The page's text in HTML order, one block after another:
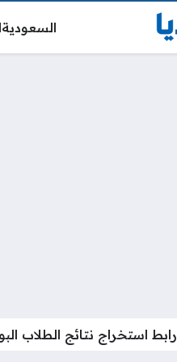
السعودية
رابط استخراج نتائج الطلاب